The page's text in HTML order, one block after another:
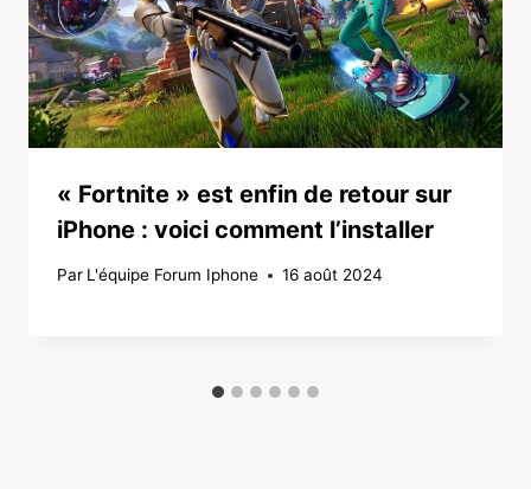
« Fortnite » est enfin de retour sur
iPhone : voici comment l’installer
Par L'équipe Forum Iphone 16 août 2024